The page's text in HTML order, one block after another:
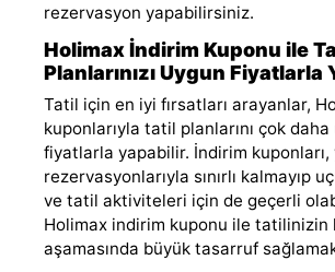
rezervasyon yapabilirsiniz.
Holimax İndirim Kuponu ile
Planlarınızı Uygun Fiyatlarla
Tatil için en iyi fırsatları arayanlar,
kuponlarıyla tatil planlarını çok daha
fiyatlarla yapabilir. İndirim kuponları,
rezervasyonlarıyla sınırlı kalmayıp
ve tatil aktiviteleri için de geçerli
Holimax indirim kuponu ile tatilinizin
aşamasında büyük tasarruf